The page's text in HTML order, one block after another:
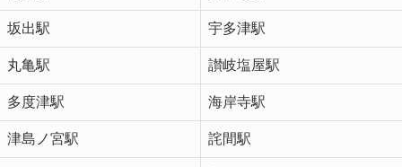
坂出駅 宇多津駅
丸亀駅 讃岐塩屋駅
多度津駅 海岸寺駅
津島ノ宮駅 詫間駅